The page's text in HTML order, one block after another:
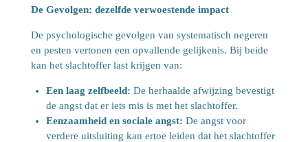
De Gevolgen: dezelfde verwoestende impact
De psychologische gevolgen van systematisch negeren
en pesten vertonen een opvallende gelijkenis. Bij beide
kan het slachtoffer last krijgen van:
Een laag zelfbeeld: De herhaalde afwijzing bevestigt
de angst dat er iets mis is met het slachtoffer.
Eenzaamheid en sociale angst: De angst voor
verdere uitsluiting kan ertoe leiden dat het slachtoffer